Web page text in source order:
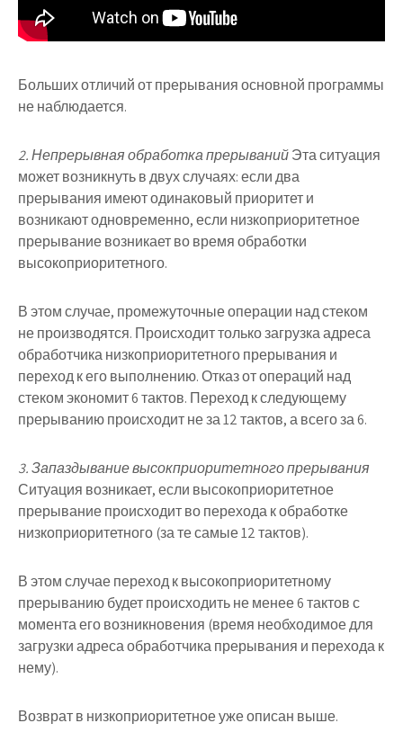
Больших отличий от прерывания основной программы
не наблюдается.
2. Непрерывная обработка прерыванийЭта ситуация
может возникнуть в двух случаях: если два
прерывания имеют одинаковый приоритет и
возникают одновременно, если низкоприоритетное
прерывание возникает во время обработки
высокоприоритетного.
В этом случае, промежуточные операции над стеком
не производятся. Происходит только загрузка адреса
обработчика низкоприоритетного прерывания и
переход к его выполнению. Отказ от операций над
стеком экономит 6 тактов. Переход к следующему
прерыванию происходит не за 12 тактов, а всего за 6.
3. Запаздывание высокприоритетного прерывания
Ситуация возникает, если высокоприоритетное
прерывание происходит во перехода к обработке
низкоприоритетного (за те самые 12 тактов).
В этом случае переход к высокоприоритетному
прерыванию будет происходить не менее 6 тактов с
момента его возникновения (время необходимое для
загрузки адреса обработчика прерывания и перехода к
нему).
Возврат в низкоприоритетное уже описан выше.